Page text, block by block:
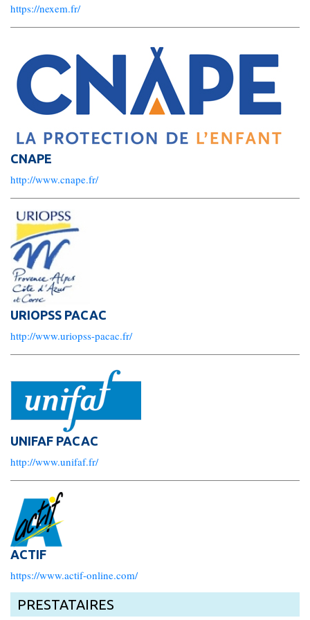
Le siège
Son équipe
Ses locaux
Son histoire
Ses missions, son objet
Rapports d’activité
Pôle Socio-­Éducatif
Service de Prévention spécialisée territorialisée
Pôle Milieu Ouvert
AEMO H
Pôle Protection et Soutien Familial
Médiation familiale
VPT
AGBF
https://nexem.fr/
CNAPE
http://www.cnape.fr/
URIOPSS PACAC
http://www.uriopss-pacac.fr/
UNIFAF PACAC
http://www.unifaf.fr/
ACTIF
https://www.actif-online.com/
PRESTATAIRES